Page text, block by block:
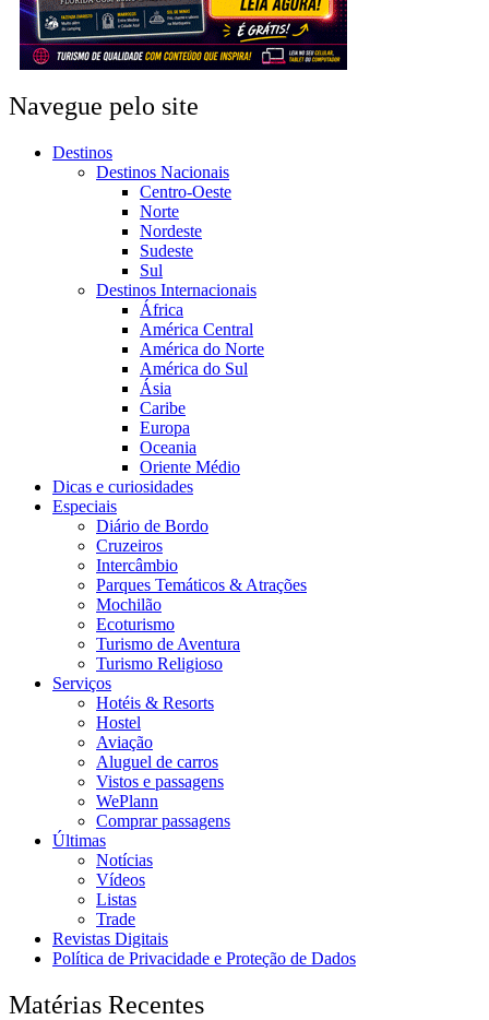
Navegue pelo site
Destinos
Destinos Nacionais
Centro-Oeste
Norte
Nordeste
Sudeste
Sul
Destinos Internacionais
África
América Central
América do Norte
América do Sul
Ásia
Caribe
Europa
Oceania
Oriente Médio
Dicas e curiosidades
Especiais
Diário de Bordo
Cruzeiros
Intercâmbio
Parques Temáticos & Atrações
Mochilão
Ecoturismo
Turismo de Aventura
Turismo Religioso
Serviços
Hotéis & Resorts
Hostel
Aviação
Aluguel de carros
Vistos e passagens
WePlann
Comprar passagens
Últimas
Notícias
Vídeos
Listas
Trade
Revistas Digitais
Política de Privacidade e Proteção de Dados
Matérias Recentes